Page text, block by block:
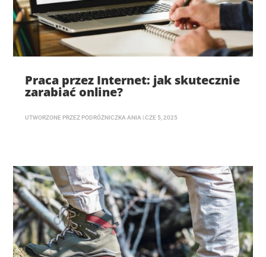
Praca przez Internet: jak skutecznie
zarabiać online?
UTWORZONE PRZEZ PODRÓŻNICZKA ANIA |CZE 5, 2025